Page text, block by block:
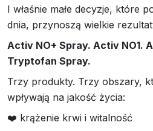
I właśnie małe decyzje, które
dnia, przynoszą wielkie
Activ NO+ Spray. Activ NO1.
Tryptofan Spray.
Trzy produkty. Trzy obszary,
wpływają na jakość życia:
❤️ krążenie krwi i witalność